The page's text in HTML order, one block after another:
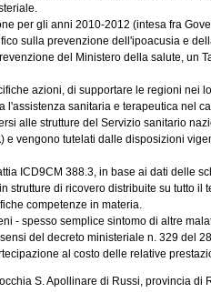
per gli anni 2010-2012 (intesa fra
sulla prevenzione dell'ipoacusia e
del Ministero della salute, un
azioni, di supportare le regioni nei
sanitaria e terapeutica nel
alle strutture del Servizio sanitario
vengono tutelati dalle disposizioni
ICD9CM 388.3, in base ai dati delle
strutture di ricovero distribuite su tutto il
competenze in materia.
- spesso semplice sintomo di altre
del decreto ministeriale n. 329 del
al costo delle relative
S. Apollinare di Russi, provincia di